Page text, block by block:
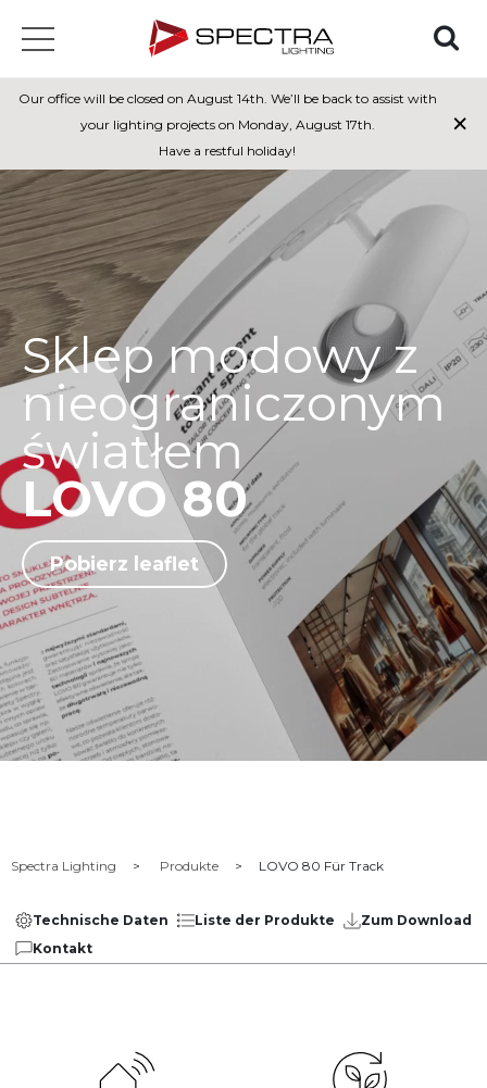
Our office will be closed on August 14th. We’ll be back to assist with
your lighting projects on Monday, August 17th.
Have a restful holiday!
×
Sklep modowy z
nieograniczonym
światłem
LOVO 80
Pobierz leaflet
Spectra Lighting Produkte LOVO 80 Für Track
Technische Daten Liste der Produkte
Zum Download
Kontakt